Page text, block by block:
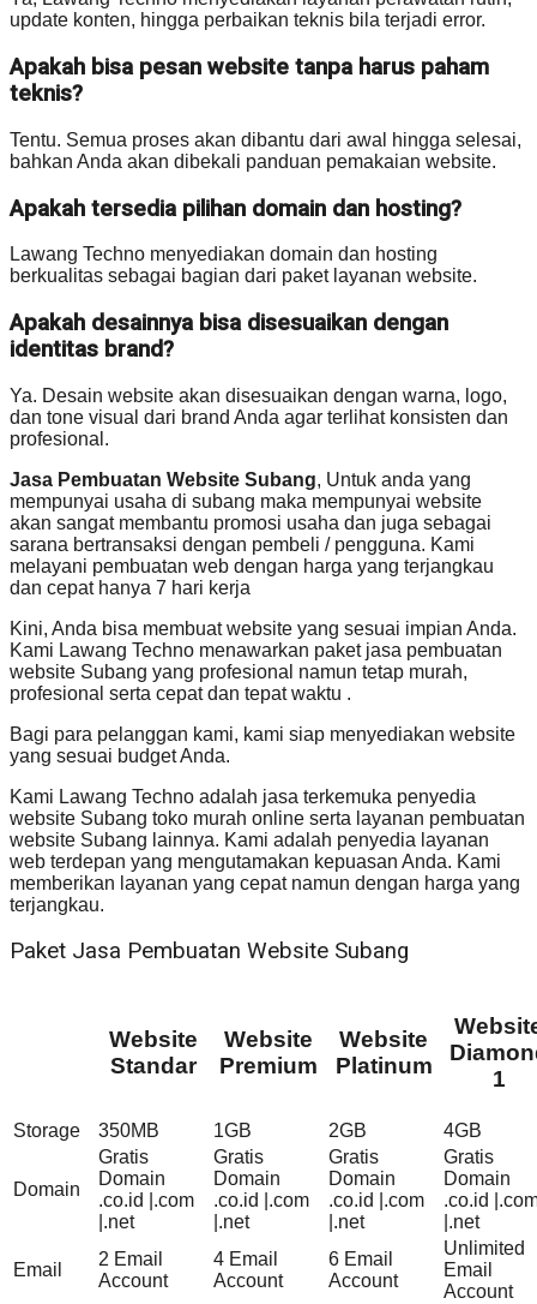
update konten, hingga perbaikan teknis bila terjadi error.
Apakah bisa pesan website tanpa harus paham
teknis?
Tentu. Semua proses akan dibantu dari awal hingga selesai,
bahkan Anda akan dibekali panduan pemakaian website.
Apakah tersedia pilihan domain dan hosting?
Lawang Techno menyediakan domain dan hosting
berkualitas sebagai bagian dari paket layanan website.
Apakah desainnya bisa disesuaikan dengan
identitas brand?
Ya. Desain website akan disesuaikan dengan warna, logo,
dan tone visual dari brand Anda agar terlihat konsisten dan
profesional.
Jasa Pembuatan Website Subang, Untuk anda yang
mempunyai usaha di subang maka mempunyai website
akan sangat membantu promosi usaha dan juga sebagai
sarana bertransaksi dengan pembeli / pengguna. Kami
melayani pembuatan web dengan harga yang terjangkau
dan cepat hanya 7 hari kerja
Kini, Anda bisa membuat website yang sesuai impian Anda.
Kami Lawang Techno menawarkan paket jasa pembuatan
website Subang yang profesional namun tetap murah,
profesional serta cepat dan tepat waktu .
Bagi para pelanggan kami, kami siap menyediakan website
yang sesuai budget Anda.
Kami Lawang Techno adalah jasa terkemuka penyedia
website Subang toko murah online serta layanan pembuatan
website Subang lainnya. Kami adalah penyedia layanan
web terdepan yang mengutamakan kepuasan Anda. Kami
memberikan layanan yang cepat namun dengan harga yang
terjangkau.
Paket Jasa Pembuatan Website Subang
Website
Standar
Website
Premium
Website
Platinum
1
Storage 350MB 1GB 2GB 4GB
Domain
Gratis
Domain
.co.id |.com
|.net
Gratis
Domain
.co.id |.com
|.net
Gratis
Domain
.co.id |.com
|.net
Gratis
Domain
.co.id
|.net
Email
2 Email
Account
4 Email
Account
6 Email
Account
Unlimited
Email
Account